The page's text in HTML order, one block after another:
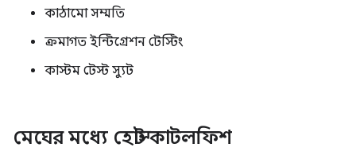
কাঠামো সম্মতি
ক্রমাগত ইন্টিগ্রেশন টেস্টিং
কাস্টম টেস্ট স্যুট
মেঘের মধ্যে হোস্ট কাটলফিশ